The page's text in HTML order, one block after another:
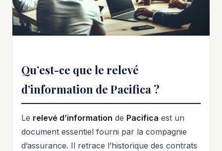
Qu’est-ce que le relevé
d’information de Pacifica ?
Le relevé d’information de Pacifica est un
document essentiel fourni par la compagnie
d’assurance. Il retrace l’historique des contrats